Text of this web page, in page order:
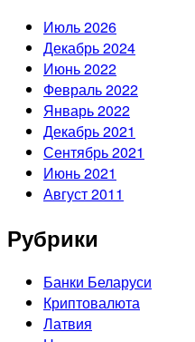
Июль 2026
Декабрь 2024
Июнь 2022
Февраль 2022
Январь 2022
Декабрь 2021
Сентябрь 2021
Июнь 2021
Август 2011
Рубрики
Банки Беларуси
Криптовалюта
Латвия